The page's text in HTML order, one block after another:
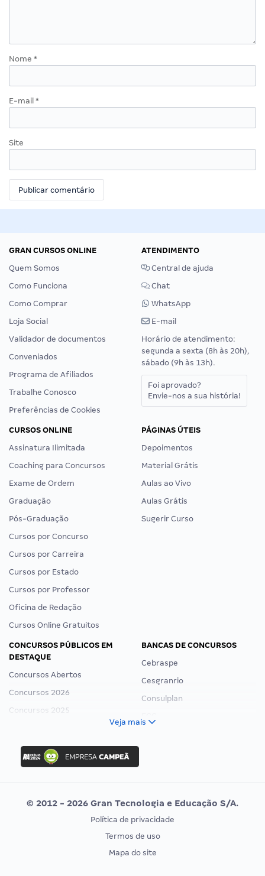
Nome *
E-mail *
Site
GRAN CURSOS ONLINE
Quem Somos
Como Funciona
Como Comprar
Loja Social
Validador de documentos
Conveniados
Programa de Afiliados
Trabalhe Conosco
Preferências de Cookies
ATENDIMENTO
Central de ajuda
Chat
WhatsApp
E-mail
Horário de atendimento:
segunda a sexta (8h às 20h),
sábado (9h às 13h).
Foi aprovado?
Envie-nos a sua história!
CURSOS ONLINE
Assinatura Ilimitada
Coaching para Concursos
Exame de Ordem
Graduação
Pós-Graduação
Cursos por Concurso
Cursos por Carreira
Cursos por Estado
Cursos por Professor
Oficina de Redação
Cursos Online Gratuitos
PÁGINAS ÚTEIS
Depoimentos
Material Grátis
Aulas ao Vivo
Aulas Grátis
Sugerir Curso
CONCURSOS PÚBLICOS EM
DESTAQUE
Concursos Abertos
Concursos 2026
Concursos 2025
Concurso Ibama
Concurso MPU
Editais publicados
BANCAS DE CONCURSOS
Cebraspe
Cesgranrio
Consulplan
Vunesp
CONCURSOS POR PROFISSÃO
EXAME DE ORDEM
Veja mais
© 2012 - 2026 Gran Tecnologia e Educação S/A.
Política de privacidade
Termos de uso
Mapa do site